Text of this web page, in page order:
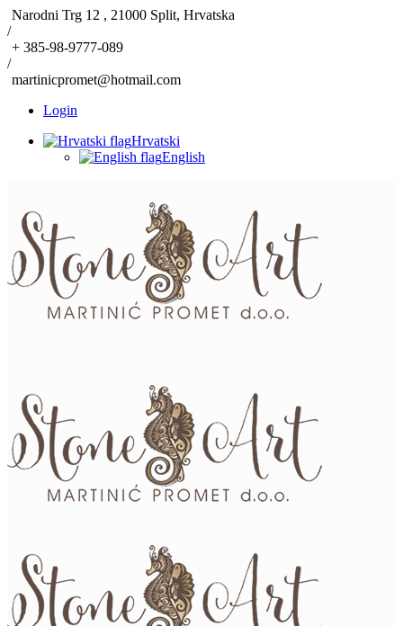
Narodni Trg 12 , 21000 Split, Hrvatska
/
+ 385-98-9777-089
/
martinicpromet@hotmail.com
Login
Hrvatski
English